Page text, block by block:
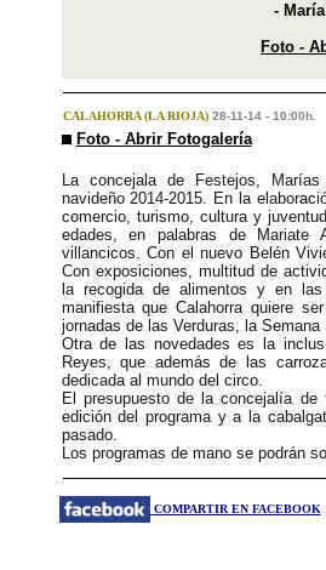
-
Foto -
CALAHORRA (LA RIOJA) 28-11-14 - 10:00h.
Foto - Abrir Fotogalería
La concejala de Festejos,
navideño 2014-2015. En la
comercio, turismo, cultura y
edades, en palabras de Mariate
villancicos. Con el nuevo Belén
Con exposiciones, multitud de
la recogida de alimentos y en
manifiesta que Calahorra quiere
jornadas de las Verduras, la
Otra de las novedades es la
Reyes, que además de las
dedicada al mundo del circo.
El presupuesto de la concejalía
edición del programa y a la
pasado.
Los programas de mano se podrán
COMPARTIR EN FACEBOOK